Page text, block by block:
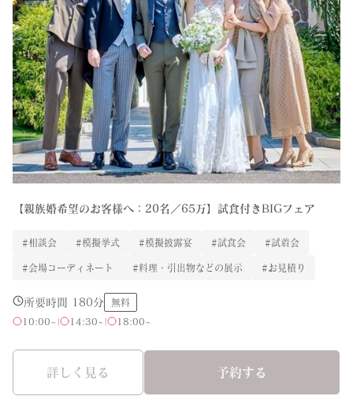
【親族婚希望のお客様へ：20名／65万】試食付きBIGフェア
#相談会 #模擬挙式 #模擬披露宴 #試食会 #試着会
#会場コーディネート #料理・引出物などの展示 #お見積り
所要時間 180分
無料
10:00~
14:30~ 18:00~
詳しく見る 予約する